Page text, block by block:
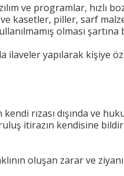
ve programlar, hızlı
kasetler, piller, sarf
olması şartına
ilaveler yapılarak kişiye
rızası dışında ve
itirazın kendisine
oluşan zarar ve